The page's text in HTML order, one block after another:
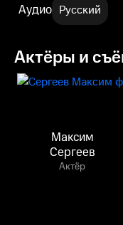
Аудио Русский
Актёры и
Максим
Сергеев
Актёр